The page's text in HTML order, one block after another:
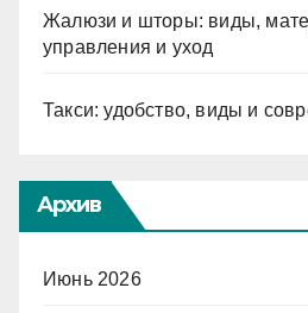
Жалюзи и шторы: виды,
управления и уход
Такси: удобство, виды и
Архив
Июнь 2026